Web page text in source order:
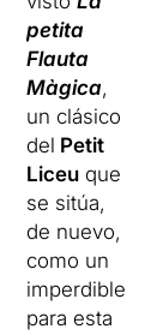
petita
Flauta
Màgica,
un clásico
del Petit
Liceu que
se sitúa,
de nuevo,
como un
imperdible
para esta